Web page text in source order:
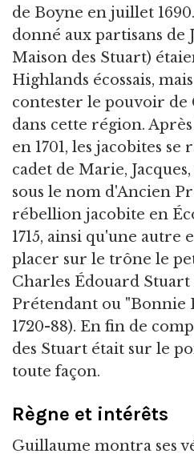
de Boyne en juillet
donné aux partisans de
Maison des Stuart)
Highlands écossais,
contester le pouvoir
dans cette région.
en 1701, les jacobites
cadet de Marie,
sous le nom d'Ancien
rébellion jacobite en
1715, ainsi qu'une autre
placer sur le trône le
Charles Édouard Stuart
Prétendant ou "Bonnie
1720-88). En fin de
des Stuart était sur le
toute façon.
Règne et intérêts
Guillaume montra ses